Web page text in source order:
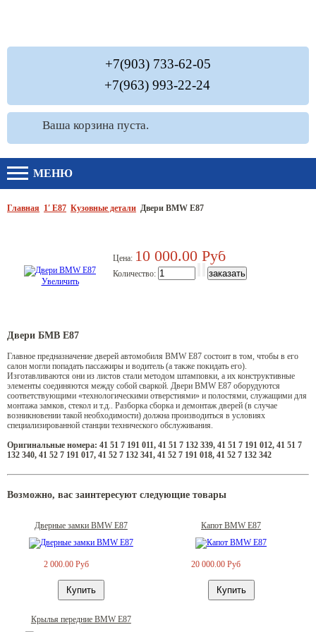
+7(903) 733-62-05
+7(963) 993-22-24
Ваша корзина пуста.
МЕНЮ
Главная 1′ E87 Кузовные детали Двери BMW E87
Увеличить
Цена: 10 000.00 Руб
Количество:
Двери БМВ Е87
Главное предназначение дверей автомобиля BMW E87 состоит в том, чтобы в его
салон могли попадать пассажиры и водитель (а также покидать его).
Изготавливаются они из листов стали методом штамповки, а их конструктивные
элементы соединяются между собой сваркой. Двери BMW E87 оборудуются
соответствующими «технологическими отверстиями» и полостями, служащими для
монтажа замков, стекол и т.д.. Разборка сборка и демонтаж дверей (в случае
возникновении такой необходимости) должна производиться в условиях
специализированной станции технического обслуживания.
Оригинальные номера: 41 51 7 191 011, 41 51 7 132 339, 41 51 7 191 012, 41 51 7
132 340, 41 52 7 191 017, 41 52 7 132 341, 41 52 7 191 018, 41 52 7 132 342
Возможно, вас заинтересуют следующие товары
Дверные замки BMW E87
2 000.00 Руб
Капот BMW E87
20 000.00 Руб
Крылья передние BMW E87